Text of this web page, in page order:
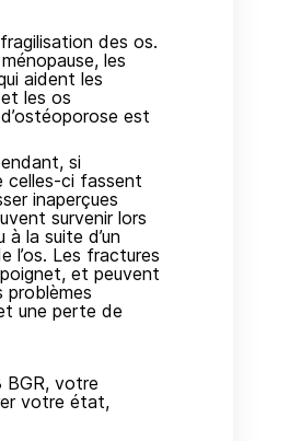
des os.
les
aident les
les os
est
si
celles-ci fassent
inaperçues
survenir lors
la suite d’un
l’os. Les fractures
et peuvent
problèmes
une perte de
BGR, votre
votre état,